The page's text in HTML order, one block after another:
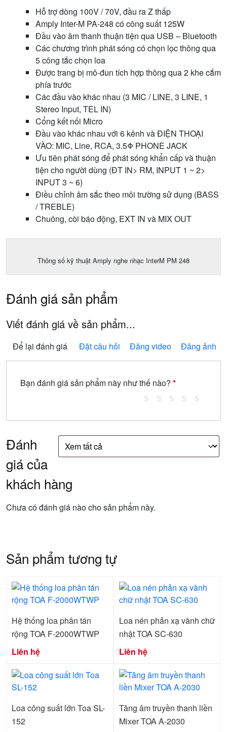
Hỗ trợ dòng 100V / 70V, đầu ra Z thấp
Amply Inter-M PA-248 có công suất 125W
Đầu vào âm thanh thuận tiện qua USB – Bluetooth
Các chương trình phát sóng có chọn lọc thông qua
5 công tắc chọn loa
Được trang bị mô-đun tích hợp thông qua 2 khe cắm
phía trước
Các đầu vào khác nhau (3 MIC / LINE, 3 LINE, 1
Stereo Input, TEL IN)
Cổng kết nối Micro
Đầu vào khác nhau với 6 kênh và ĐIỆN THOẠI
VÀO: MIC, Line, RCA, 3.5Φ PHONE JACK
Ưu tiên phát sóng để phát sóng khẩn cấp và thuận
tiện cho người dùng (ĐT IN> RM, INPUT 1 ~ 2>
INPUT 3 ~ 6)
Điều chỉnh âm sắc theo môi trường sử dụng (BASS
/ TREBLE)
Chuông, còi báo động, EXT IN và MIX OUT
Thông số kỹ thuật Amply nghe nhạc InterM PM 248
Đánh giá sản phẩm
Viết đánh giá về sản phẩm...
Để lại đánh giá Đặt câu hỏi Đăng video Đăng ảnh
Bạn đánh giá sản phẩm này như thế nào? *
Đánh
giá của
khách hàng
Chưa có đánh giá nào cho sản phẩm này.
Sản phẩm tương tự
Hệ thống loa phân tán
rộng TOA F-2000WTWP
Liên hệ
Loa nén phản xạ vành chữ
nhật TOA SC-630
Liên hệ
Loa công suất lớn Toa SL-
152
Tăng âm truyền thanh liền
Mixer TOA A-2030